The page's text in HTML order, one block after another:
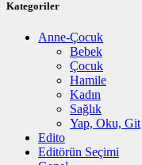
Kategoriler
Anne-Çocuk
Bebek
Çocuk
Hamile
Kadın
Sağlık
Yap, Oku, Git
Edito
Editörün Seçimi